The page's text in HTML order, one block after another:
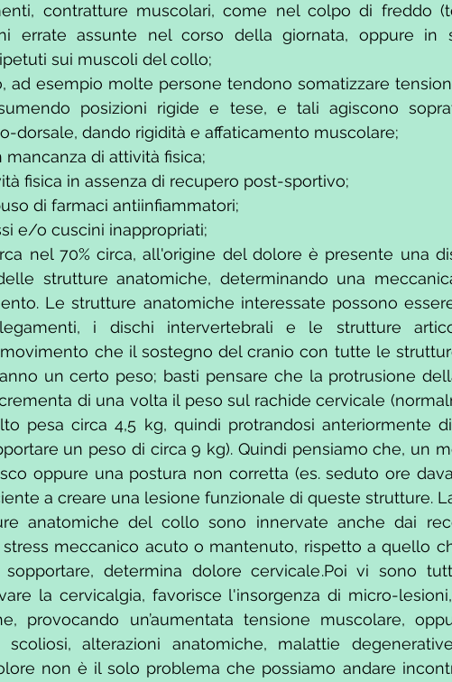
contratture muscolari, come nel colpo di freddo
errate assunte nel corso della giornata, oppure in
sui muscoli del collo;
ad esempio molte persone tendono somatizzare
posizioni rigide e tese, e tali agiscono
dorsale, dando rigidità e affaticamento muscolare;
di attività fisica;
fisica in assenza di recupero post-sportivo;
di farmaci antiinfiammatori;
e/o cuscini inappropriati;
nel 70% circa, all'origine del dolore è presente una
strutture anatomiche, determinando una
Le strutture anatomiche interessate possono
i dischi intervertebrali e le strutture
che il sostegno del cranio con tutte le
un certo peso; basti pensare che la protrusione
di una volta il peso sul rachide cervicale
pesa circa 4,5 kg, quindi protrandosi anteriormente
un peso di circa 9 kg). Quindi pensiamo che, un
oppure una postura non corretta (es. seduto ore
a creare una lesione funzionale di queste strutture.
anatomiche del collo sono innervate anche dai
meccanico acuto o mantenuto, rispetto a quello
sopportare, determina dolore cervicale.Poi vi sono
la cervicalgia, favorisce l'insorgenza di micro-
provocando un’aumentata tensione muscolare,
scoliosi, alterazioni anatomiche, malattie
non è il solo problema che possiamo andare